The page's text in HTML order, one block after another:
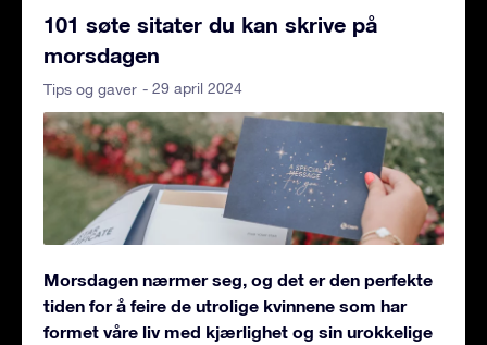
101 søte sitater du kan skrive på
morsdagen
Tips og gaver - 29 april 2024
Morsdagen nærmer seg, og det er den perfekte
tiden for å feire de utrolige kvinnene som har
formet våre liv med kjærlighet og sin urokkelige